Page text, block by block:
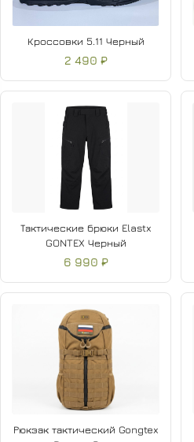
Кроссовки 5.11 Черный
2 490 ₽
Тактические брюки Elastx
GONTEX Черный
6 990 ₽
Рюкзак тактический Gongtex